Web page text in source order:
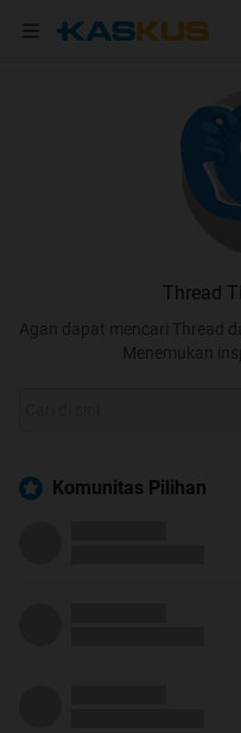
Thread
Agan dapat mencari Thread
Menemukan
Komunitas Pilihan